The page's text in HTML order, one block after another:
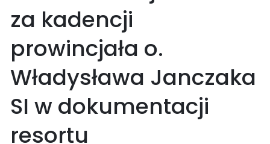
za kadencji
prowincjała o.
Władysława Janczaka
SI w dokumentacji
resortu